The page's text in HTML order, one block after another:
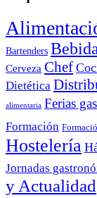
Bartenders
Cerveza Chef
Dietética
alimentaria Ferias
Formación
Hostelería
Jornadas
y Actualidad